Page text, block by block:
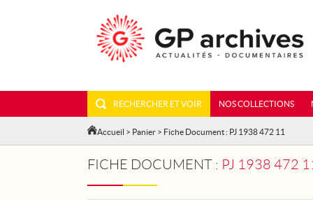
RECHERCHER ET VOIR NOS COLLECTIONS
Accueil > Panier > Fiche Document : PJ 1938 472 11
FICHE DOCUMENT : PJ 1938 472